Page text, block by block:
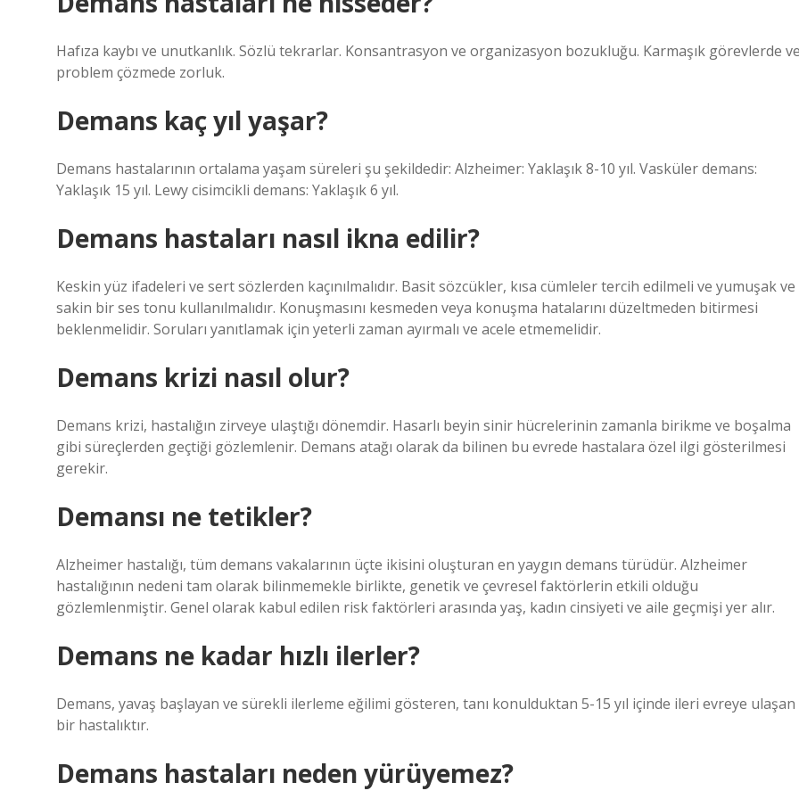
Hafıza kaybı ve unutkanlık. Sözlü tekrarlar. Konsantrasyon ve organizasyon bozukluğu. Karmaşık görevlerde
problem çözmede zorluk.
Demans kaç yıl yaşar?
Demans hastalarının ortalama yaşam süreleri şu şekildedir: Alzheimer: Yaklaşık 8-10 yıl. Vasküler demans:
Yaklaşık 15 yıl. Lewy cisimcikli demans: Yaklaşık 6 yıl.
Demans hastaları nasıl ikna edilir?
Keskin yüz ifadeleri ve sert sözlerden kaçınılmalıdır. Basit sözcükler, kısa cümleler tercih edilmeli ve yumuşak ve
sakin bir ses tonu kullanılmalıdır. Konuşmasını kesmeden veya konuşma hatalarını düzeltmeden bitirmesi
beklenmelidir. Soruları yanıtlamak için yeterli zaman ayırmalı ve acele etmemelidir.
Demans krizi nasıl olur?
Demans krizi, hastalığın zirveye ulaştığı dönemdir. Hasarlı beyin sinir hücrelerinin zamanla birikme ve boşalma
gibi süreçlerden geçtiği gözlemlenir. Demans atağı olarak da bilinen bu evrede hastalara özel ilgi gösterilmesi
gerekir.
Demansı ne tetikler?
Alzheimer hastalığı, tüm demans vakalarının üçte ikisini oluşturan en yaygın demans türüdür. Alzheimer
hastalığının nedeni tam olarak bilinmemekle birlikte, genetik ve çevresel faktörlerin etkili olduğu
gözlemlenmiştir. Genel olarak kabul edilen risk faktörleri arasında yaş, kadın cinsiyeti ve aile geçmişi yer alır.
Demans ne kadar hızlı ilerler?
Demans, yavaş başlayan ve sürekli ilerleme eğilimi gösteren, tanı konulduktan 5-15 yıl içinde ileri evreye ulaşan
bir hastalıktır.
Demans hastaları neden yürüyemez?